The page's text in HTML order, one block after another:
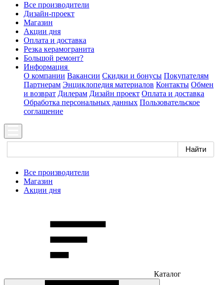
Все производители
Дизайн-проект
Магазин
Акции дня
Оплата и доставка
Резка керамогранита
Большой ремонт?
Информация
О компании Вакансии Скидки и бонусы Покупателям
Партнерам Энциклопедия материалов Контакты Обмен
и возврат Дилерам Дизайн проект Оплата и доставка
Обработка персональных данных Пользовательское
соглашение
Все производители
Магазин
Акции дня
Каталог